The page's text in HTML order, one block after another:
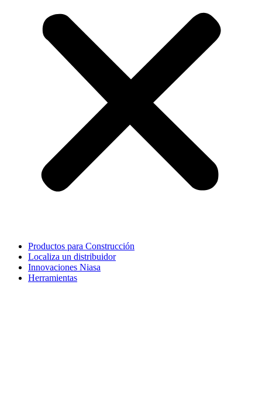
Productos para Construcción
Localiza un distribuidor
Innovaciones Niasa
Herramientas